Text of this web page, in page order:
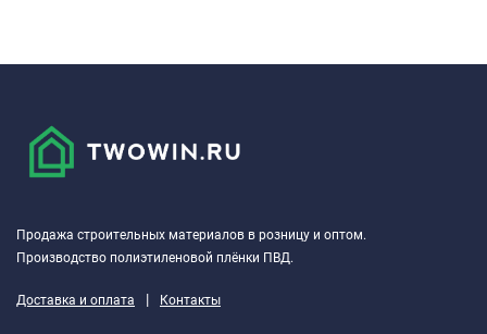
Продажа строительных материалов в розницу и оптом.
Производство полиэтиленовой плёнки ПВД.
Доставка и оплата | Контакты